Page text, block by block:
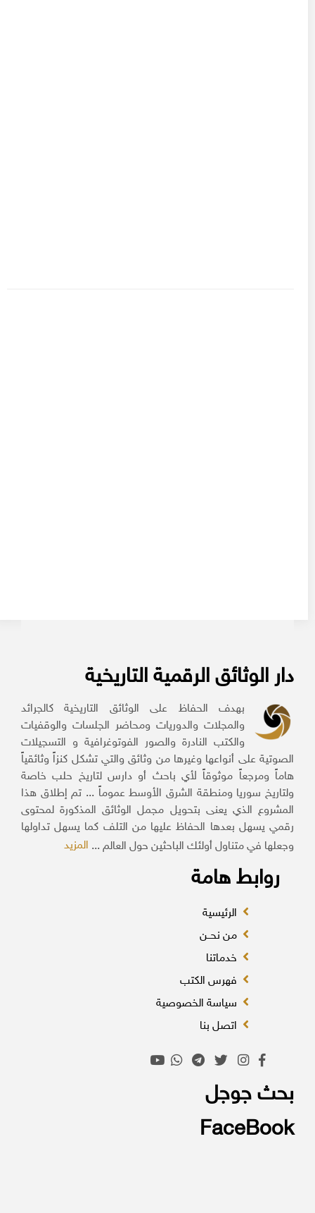
دار الوثائق الرقمية التاريخية
بهدف الحفاظ على الوثائق التاريخية كالجرائد
والمجلات والدوريات ومحاضر الجلسات والوقفيات
والكتب النادرة والصور الفوتوغرافية و التسجيلات
الصوتية على أنواعها وغيرها من وثائق والتي تشكل كنزاً وثائقياً
هاماً ومرجعاً موثوقاً لأي باحث أو دارس لتاريخ حلب خاصة
ولتاريخ سوريا ومنطقة الشرق الأوسط عموماً ... تم إطلاق هذا
المشروع الذي يعنى بتحويل مجمل الوثائق المذكورة لمحتوى
رقمي يسهل بعدها الحفاظ عليها من التلف كما يسهل تداولها
وجعلها في متناول أولئك الباحثين حول العالم ...المزيد
روابط هامة
الرئيسية
من نحــن
خدماتنا
فهرس الكتب
سياسة الخصوصية
اتصل بنا
بحث جوجل
FaceBook